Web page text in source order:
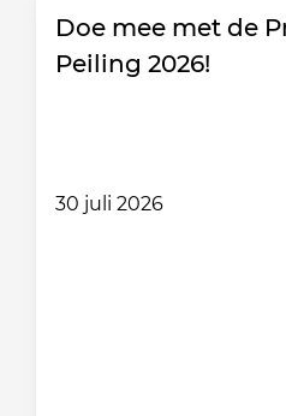
Doe mee met de
Peiling 2026!
30 juli 2026